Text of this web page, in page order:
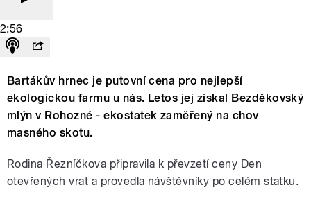
2:56
Bartákův hrnec je putovní cena pro nejlepší
ekologickou farmu u nás. Letos jej získal Bezděkovský
mlýn v Rohozné - ekostatek zaměřený na chov
masného skotu.
Rodina Řezníčkova připravila k převzetí ceny Den
otevřených vrat a provedla návštěvníky po celém statku.